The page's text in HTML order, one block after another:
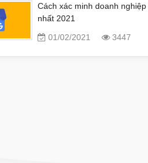
Cách xác minh doanh
nhất 2021
01/02/2021
3447